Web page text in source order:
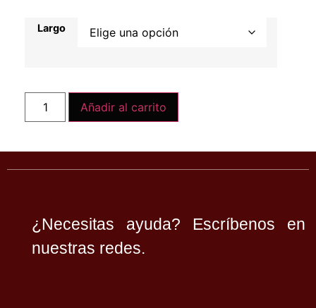
Largo
Añadir al carrito
¿Necesitas ayuda? Escríbenos en
nuestras redes.